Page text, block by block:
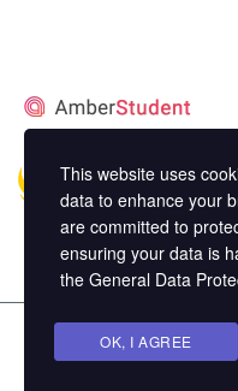
Copyright © MasterStudy
This website uses
data to enhance your
are committed to
ensuring your data is
the General Data
OK, I AGREE